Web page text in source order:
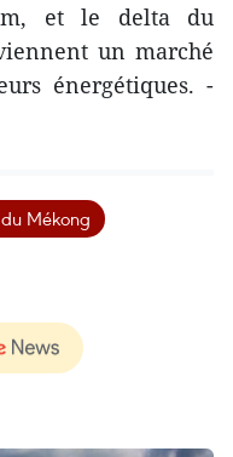
et le delta du
un marché
énergétiques. -
Mékong